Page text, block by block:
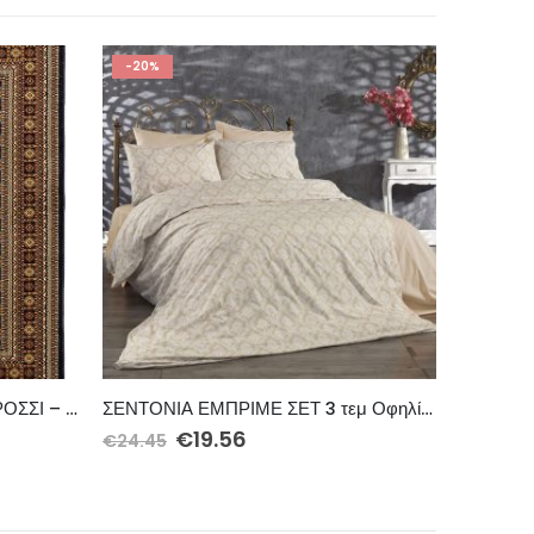
ΣΕΝΤΟΝΙΑ ΕΜΠΡΙΜΕ ΣΕΤ 3 τεμ Οφηλία 275 160Χ240 Beige Cott/Pol 70/30 ΧΑΛΙ PERSIA 7838 BURGUNDY ΜΕ ΚΡΟΣΣΙ – 133X190 NewPlan
€84.70